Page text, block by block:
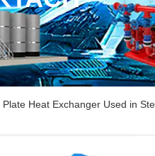
Heat Exchanger Used in